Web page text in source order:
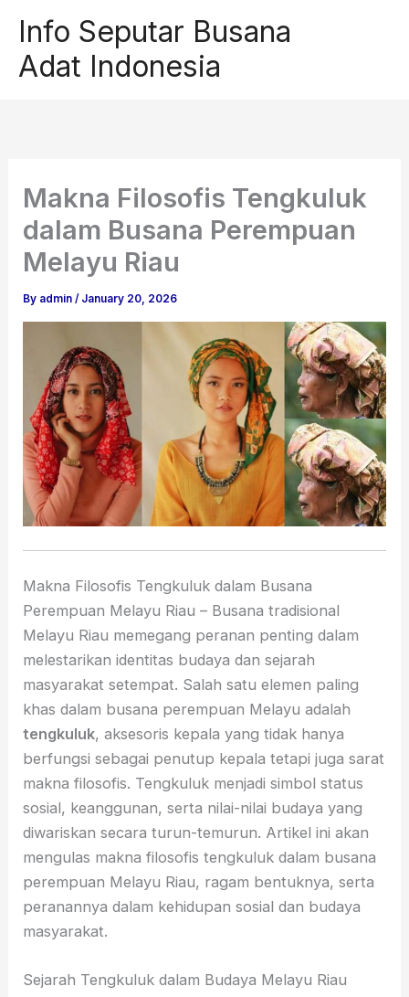
content
Info Seputar Busana
Adat Indonesia
Makna Filosofis Tengkuluk
dalam Busana Perempuan
Melayu Riau
By admin/ January 20, 2026
Makna Filosofis Tengkuluk dalam Busana
Perempuan Melayu Riau – Busana tradisional
Melayu Riau memegang peranan penting dalam
melestarikan identitas budaya dan sejarah
masyarakat setempat. Salah satu elemen paling
khas dalam busana perempuan Melayu adalah
tengkuluk, aksesoris kepala yang tidak hanya
berfungsi sebagai penutup kepala tetapi juga sarat
makna filosofis. Tengkuluk menjadi simbol status
sosial, keanggunan, serta nilai-nilai budaya yang
diwariskan secara turun-temurun. Artikel ini akan
mengulas makna filosofis tengkuluk dalam busana
perempuan Melayu Riau, ragam bentuknya, serta
peranannya dalam kehidupan sosial dan budaya
masyarakat.
Sejarah Tengkuluk dalam Budaya Melayu Riau